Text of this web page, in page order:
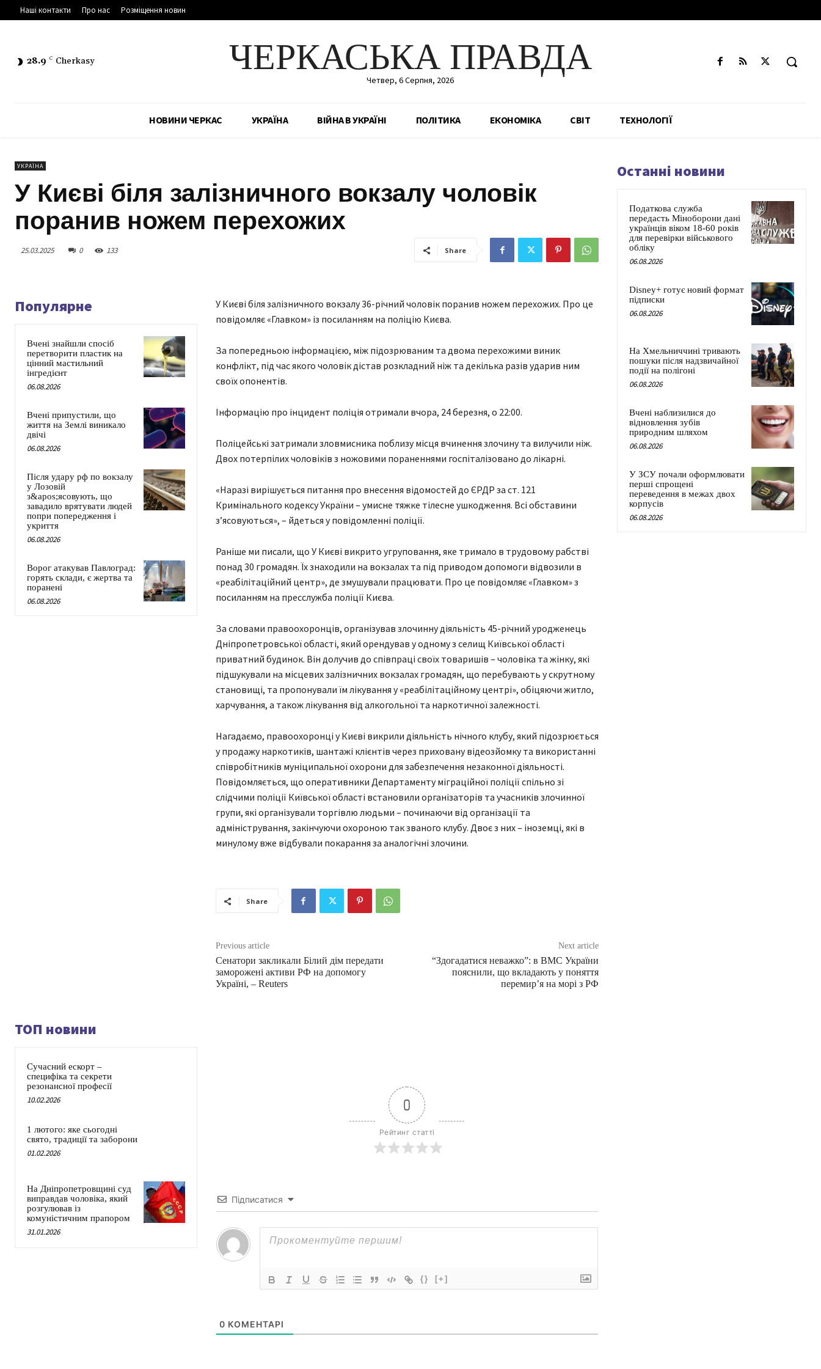
Наші контакти Про нас Розміщення новин
28.9 C Cherkasy ЧЕРКАСЬКА ПРАВДА
Четвер, 6 Серпня, 2026
НОВИНИ ЧЕРКАС УКРАЇНА ВІЙНА В УКРАЇНІ ПОЛІТИКА ЕКОНОМІКА СВІТ ТЕХНОЛОГІЇ
УКРАЇНА
У Києві біля залізничного вокзалу чоловік
поранив ножем перехожих
25.03.2025 0 133 Share
Популярне
Вчені знайшли спосіб
перетворити пластик на
цінний мастильний
інгредієнт
06.08.2026
Вчені припустили, що
життя на Землі виникало
двічі
06.08.2026
Після удару рф по вокзалу
у Лозовій
з&apos;ясовують, що
завадило врятувати людей
попри попередження і
укриття
06.08.2026
Ворог атакував Павлоград:
горять склади, є жертва та
поранені
06.08.2026
У Києві біля залізничного вокзалу 36-річний чоловік поранив ножем перехожих. Про це
повідомляє «Главком» із посиланням на поліцію Києва.
За попередньою інформацією, між підозрюваним та двома перехожими виник
конфлікт, під час якого чоловік дістав розкладний ніж та декілька разів ударив ним
своїх опонентів.
Інформацію про інцидент поліція отримали вчора, 24 березня, о 22:00.
Поліцейські затримали зловмисника поблизу місця вчинення злочину та вилучили ніж.
Двох потерпілих чоловіків з ножовими пораненнями госпіталізовано до лікарні.
«Наразі вирішується питання про внесення відомостей до ЄРДР за ст. 121
Кримінального кодексу України – умисне тяжке тілесне ушкодження. Всі обставини
з’ясовуються», – йдеться у повідомленні поліції.
Раніше ми писали, що У Києві викрито угруповання, яке тримало в трудовому рабстві
понад 30 громадян. Їх знаходили на вокзалах та під приводом допомоги відвозили в
«реабілітаційний центр», де змушували працювати. Про це повідомляє «Главком» з
посиланням на пресслужба поліції Києва.
За словами правоохоронців, організував злочинну діяльність 45-річний уродженець
Дніпропетровської області, який орендував у одному з селищ Київської області
приватний будинок. Він долучив до співпраці своїх товаришів – чоловіка та жінку, які
підшукували на місцевих залізничних вокзалах громадян, що перебувають у скрутному
становищі, та пропонували їм лікування у «реабілітаційному центрі», обіцяючи житло,
харчування, а також лікування від алкогольної та наркотичної залежності.
Нагадаємо, правоохоронці у Києві викрили діяльність нічного клубу, який підозрюється
у продажу наркотиків, шантажі клієнтів через приховану відеозйомку та використанні
співробітників муніципальної охорони для забезпечення незаконної діяльності.
Повідомляється, що оперативники Департаменту міграційної поліції спільно зі
слідчими поліції Київської області встановили організаторів та учасників злочинної
групи, які організували торгівлю людьми – починаючи від організації та
адміністрування, закінчуючи охороною так званого клубу. Двоє з них – іноземці, які в
минулому вже відбували покарання за аналогічні злочини.
Share
Previous article
Сенатори закликали Білий дім передати
заморожені активи РФ на допомогу
Україні, – Reuters
Next article
“Здогадатися неважко”: в ВМС України
пояснили, що вкладають у поняття
перемир’я на морі з РФ
ТОП новини
Сучасний ескорт –
специфіка та секрети
резонансної професії
10.02.2026
1 лютого: яке сьогодні
свято, традиції та заборони
01.02.2026
На Дніпропетровщині суд
виправдав чоловіка, який
розгулював із
комуністичним прапором
31.01.2026
0
Рейтинг статті
Підписатися
{} [+]
0 КОМЕНТАРІ
Останні новини
Податкова служба
передасть Міноборони дані
українців віком 18-60 років
для перевірки військового
обліку
06.08.2026
Disney+ готує новий формат
підписки
06.08.2026
На Хмельниччині тривають
пошуки після надзвичайної
події на полігоні
06.08.2026
Вчені наблизилися до
відновлення зубів
природним шляхом
06.08.2026
У ЗСУ почали оформлювати
перші спрощені
переведення в межах двох
корпусів
06.08.2026